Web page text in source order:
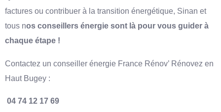
factures ou contribuer à la transition énergétique, Sinan et
tous nos conseillers énergie sont là pour vous guider à
chaque étape !
Contactez un conseiller énergie France Rénov’ Rénovez en
Haut Bugey :
04 74 12 17 69